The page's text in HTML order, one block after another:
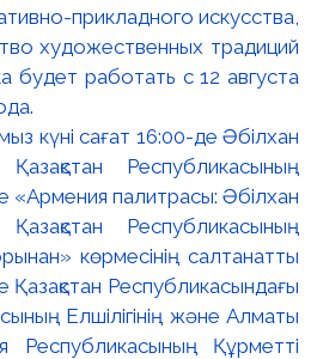
күні сағат 16:00-де Әбілхан
Республикасының
«Армения палитрасы: Әбілхан
Республикасының
көрмесінің салтанатты
Республикасындағы
Елшілігінің және Алматы
Республикасының Құрметті